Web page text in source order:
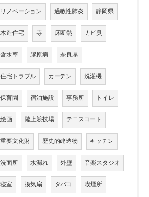
リノベーション 過敏性肺炎 静岡県
木造住宅 寺 床断熱 カビ臭
含水率 膠原病 奈良県
住宅トラブル カーテン 洗濯機
保育園 宿泊施設 事務所 トイレ
絵画 陸上競技場 テニスコート
重要文化財 歴史的建造物 キッチン
洗面所 水漏れ 外壁 音楽スタジオ
寝室 換気扇 タバコ 喫煙所